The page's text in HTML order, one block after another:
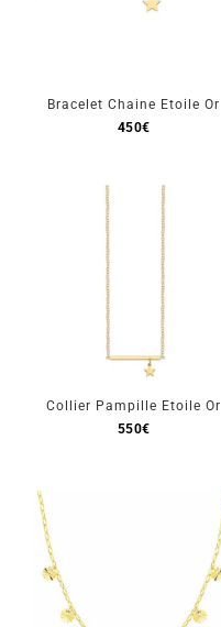
Bracelet Chaine Etoile Or
450€
Collier Pampille Etoile Or
550€